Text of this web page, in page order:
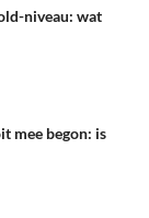
niveau: wat
mee begon: is